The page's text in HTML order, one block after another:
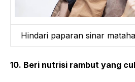
Hindari paparan sinar
10. Beri nutrisi rambut yang